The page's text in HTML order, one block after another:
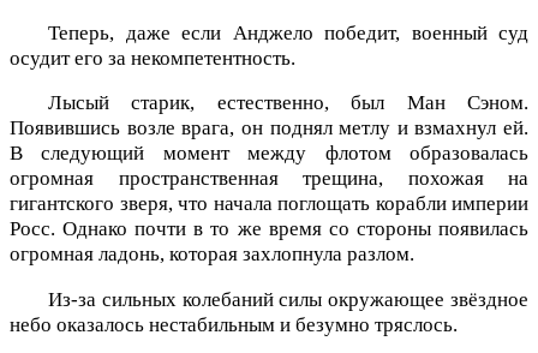
Теперь, даже если Анджело победит, военный суд
осудит его за некомпетентность.
Лысый старик, естественно, был Ман Сэном.
Появившись возле врага, он поднял метлу и взмахнул ей.
В следующий момент между флотом образовалась
огромная пространственная трещина, похожая на
гигантского зверя, что начала поглощать корабли империи
Росс. Однако почти в то же время со стороны появилась
огромная ладонь, которая захлопнула разлом.
Из-за сильных колебаний силы окружающее звёздное
небо оказалось нестабильным и безумно тряслось.